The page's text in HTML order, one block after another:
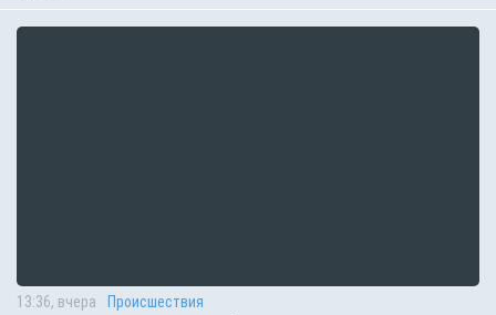
13:36, вчера Происшествия